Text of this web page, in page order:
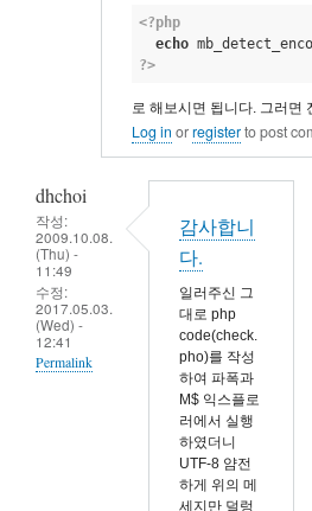
dhchoi
<?php
echo
?>
로 해보시면 됩니다. 그러면
Log in orregisterto post
dhchoi
작성:
2009.10.08.
(Thu) -
11:49
수정:
2017.05.03.
(Wed) -
12:41
Permalink
감사합니
다.
일러주신 그
대로 php
code(check.
pho)를 작성
하여 파폭과
M$ 익스플로
러에서 실행
하였더니
UTF-8 얌전
하게 위의 메
세지만 덜렁